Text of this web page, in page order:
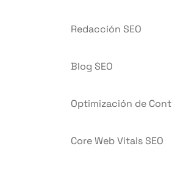
Redacción SEO
Blog SEO
Optimización de
Core Web Vitals SEO